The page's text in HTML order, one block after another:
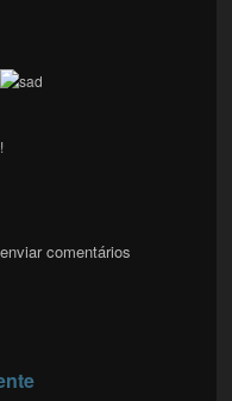
comentários